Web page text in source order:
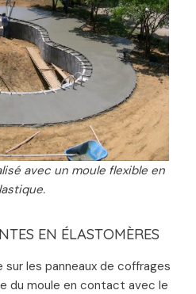
avec un moule flexible en
EN ÉLASTOMÈRES
les panneaux de coffrages
du moule en contact avec le